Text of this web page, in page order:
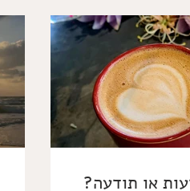
או תודעה?